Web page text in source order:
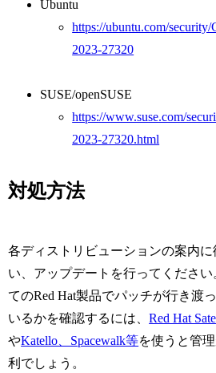
Ubuntu
https://ubuntu.com/
2023-27320
SUSE/openSUSE
https://www.suse.com/
2023-27320.html
対処方法
各ディストリビューションの案内に
い、アップデートを行ってください
てのRed Hat製品でパッチが行き渡
いるかを確認するには、Red Hat
やKatello、Spacewalk等を使うと管
利でしょう。